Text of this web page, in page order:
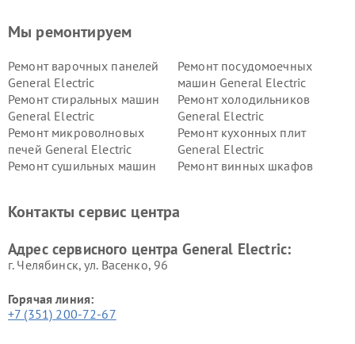
Мы ремонтируем
Ремонт варочных панелей
General Electric
Ремонт посудомоечных
машин General Electric
Ремонт стиральных машин
General Electric
Ремонт холодильников
General Electric
Ремонт микроволновых
печей General Electric
Ремонт кухонных плит
General Electric
Ремонт сушильных машин
Ремонт винных шкафов
Electric
General Electric
Контакты сервис центра
Адрес сервисного центра General Electric:
г. Челябинск, ул. Васенко, 96
Горячая линия:
+7 (351) 200-72-67